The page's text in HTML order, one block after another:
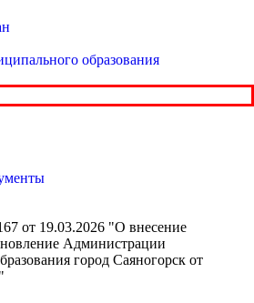
образования
от 19.03.2026 "О внесение
Администрации
город Саяногорск от